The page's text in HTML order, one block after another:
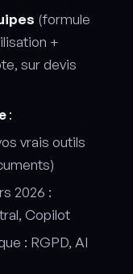
(formule
+
sur devis
:
vrais outils
2026 :
Copilot
: RGPD, AI